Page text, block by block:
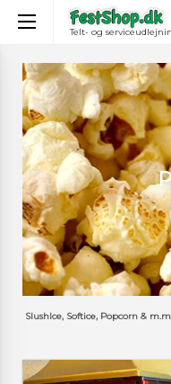
Telt- og
SlushIce, Softice, Popcorn & m.m